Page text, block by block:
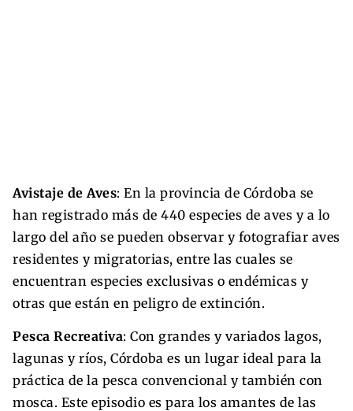
Avistaje de Aves: En la provincia de Córdoba se
han registrado más de 440 especies de aves y a lo
largo del año se pueden observar y fotografiar aves
residentes y migratorias, entre las cuales se
encuentran especies exclusivas o endémicas y
otras que están en peligro de extinción.
Pesca Recreativa: Con grandes y variados lagos,
lagunas y ríos, Córdoba es un lugar ideal para la
práctica de la pesca convencional y también con
mosca. Este episodio es para los amantes de las